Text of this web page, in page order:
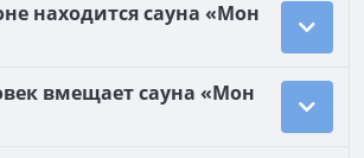
находится сауна «Мон
вмещает сауна «Мон